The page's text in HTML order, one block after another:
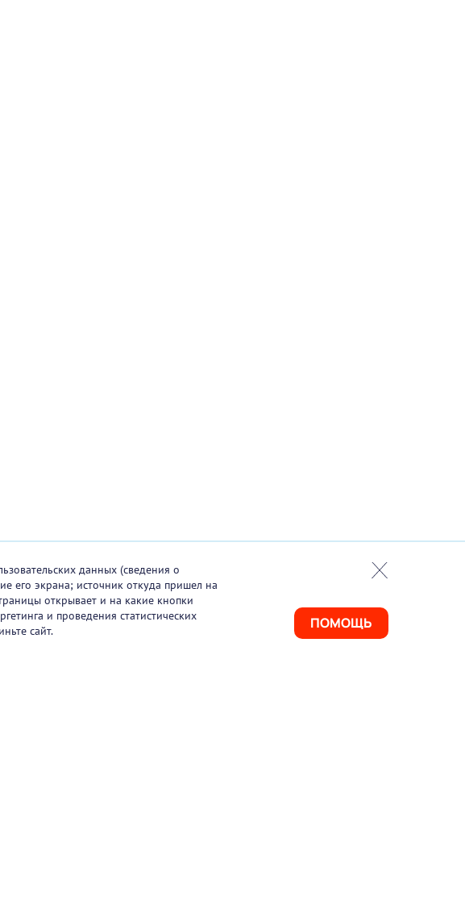
ПОМОЩЬ
данных (сведения о
его экрана; источник откуда пришел на
открывает и на какие кнопки
и проведения статистических
сайт.